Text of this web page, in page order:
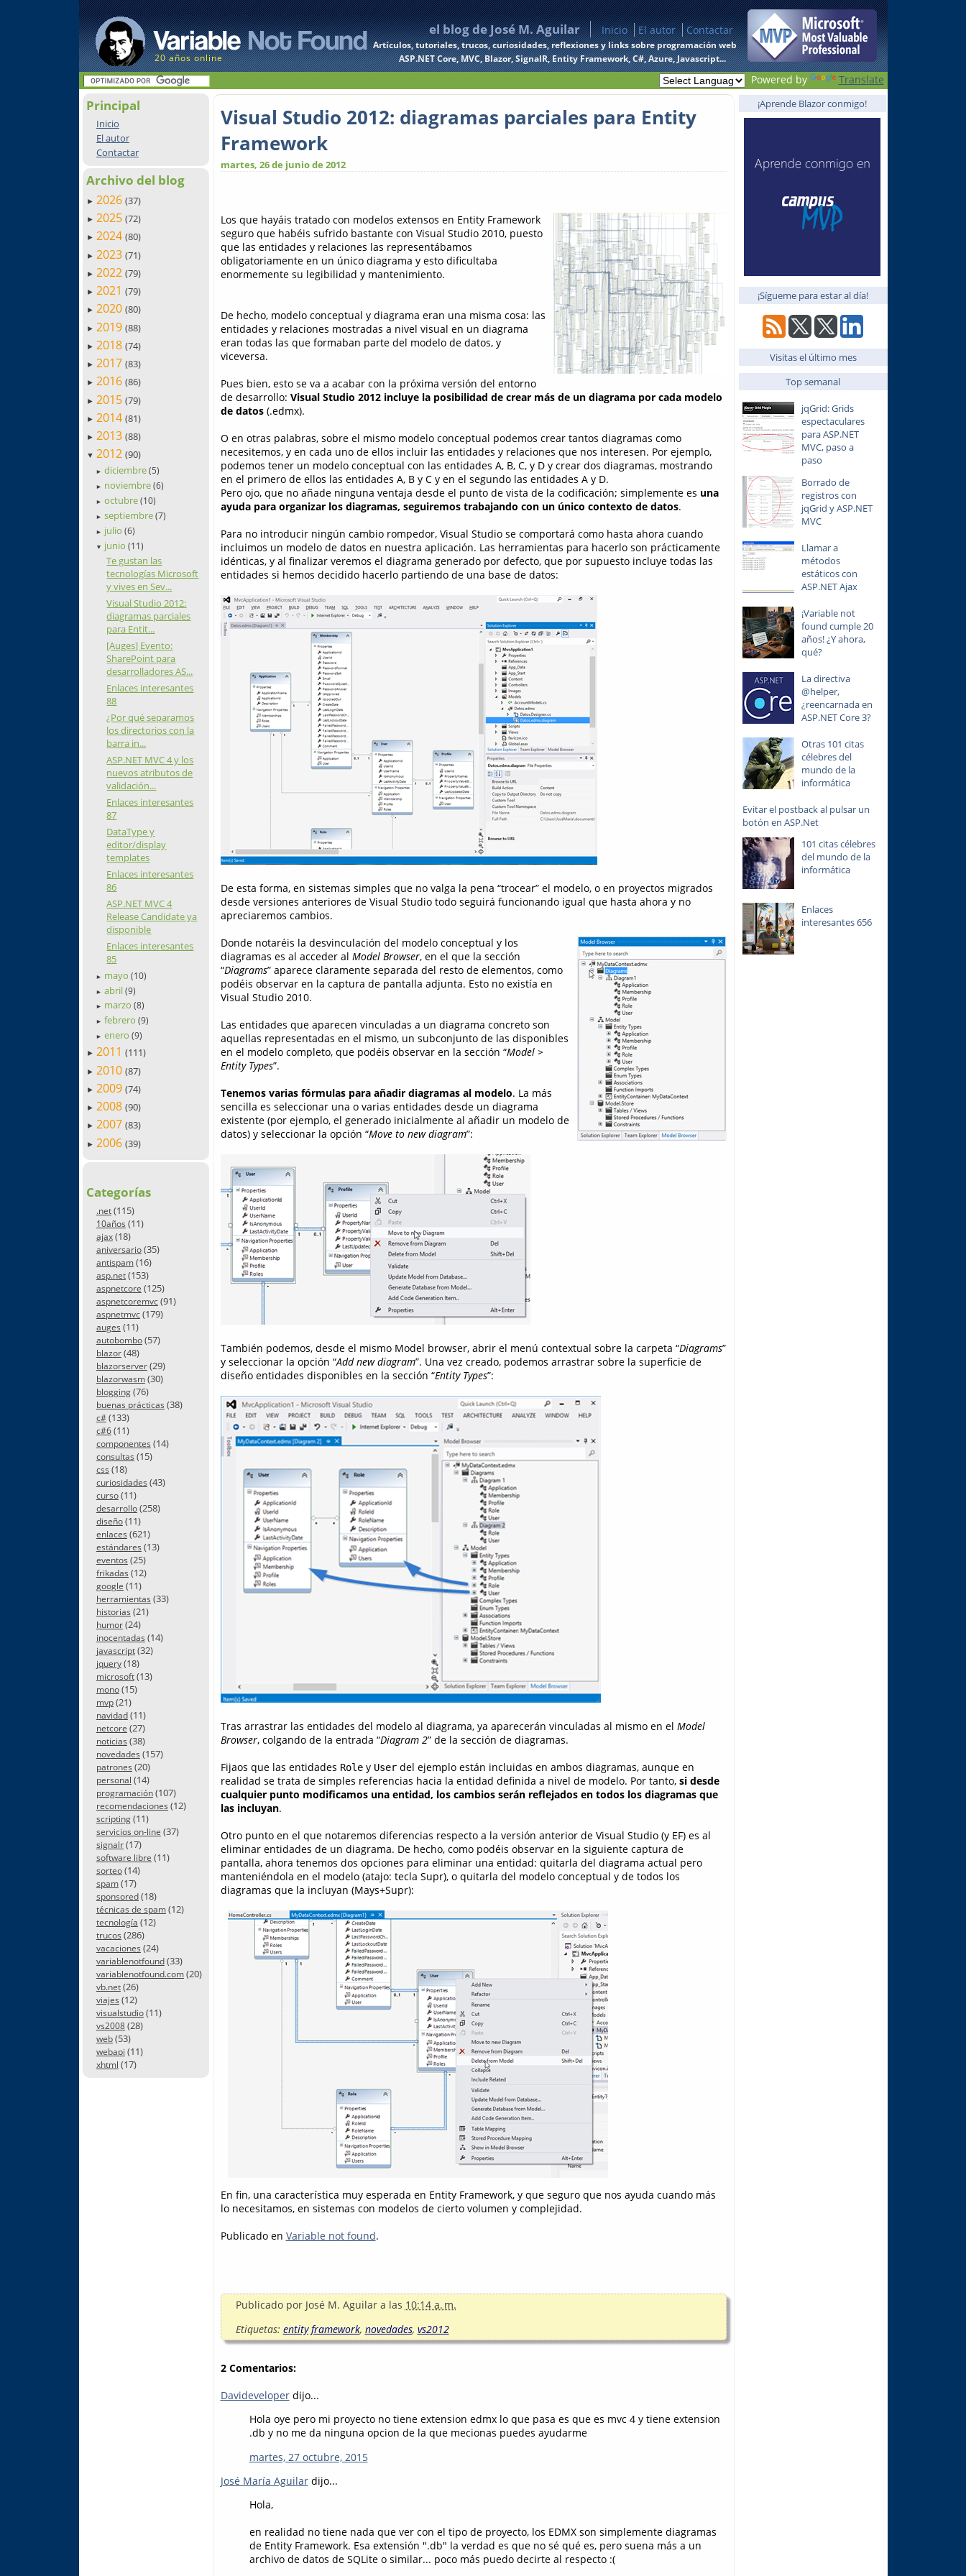
20 años online
el blog de José M. Aguilar Inicio El autor Contactar
Artículos, tutoriales, trucos, curiosidades, reflexiones y links sobre programación web
ASP.NET Core, MVC, Blazor, SignalR, Entity Framework, C#, Azure, Javascript...
Powered by Translate
Principal
Inicio
El autor
Contactar
Archivo del blog
► 2026 (37)
► 2025 (72)
► 2024 (80)
► 2023 (71)
► 2022 (79)
► 2021 (79)
► 2020 (80)
► 2019 (88)
► 2018 (74)
► 2017 (83)
► 2016 (86)
► 2015 (79)
► 2014 (81)
► 2013 (88)
▼ 2012 (90)
► diciembre(5)
► noviembre(6)
► octubre(10)
► septiembre(7)
► julio(6)
▼ junio(11)
Te gustan las
tecnologías Microsoft
y vives en Sev...
Visual Studio 2012:
diagramas parciales
para Entit...
[Auges] Evento:
SharePoint para
desarrolladores AS...
Enlaces interesantes
88
¿Por qué separamos
los directorios con la
barra in...
ASP.NET MVC 4 y los
nuevos atributos de
validación...
Enlaces interesantes
87
DataType y
editor/display
templates
Enlaces interesantes
86
ASP.NET MVC 4
Release Candidate ya
disponible
Enlaces interesantes
85
► mayo(10)
► abril(9)
► marzo(8)
► febrero(9)
► enero(9)
► 2011 (111)
► 2010 (87)
► 2009 (74)
► 2008 (90)
► 2007 (83)
► 2006 (39)
Categorías
.net(115)
10años (11)
ajax(18)
aniversario(35)
antispam(16)
asp.net(153)
aspnetcore (125)
aspnetcoremvc(91)
aspnetmvc(179)
auges (11)
autobombo(57)
blazor(48)
blazorserver(29)
blazorwasm(30)
blogging(76)
buenas prácticas (38)
c#(133)
c#6(11)
componentes (14)
consultas (15)
css (18)
curiosidades (43)
curso(11)
desarrollo(258)
diseño(11)
enlaces (621)
estándares (13)
eventos (25)
frikadas (12)
google (11)
herramientas (33)
historias (21)
humor(24)
inocentadas (14)
javascript(32)
jquery(18)
microsoft(13)
mono(15)
mvp(21)
navidad(11)
netcore (27)
noticias (38)
novedades (157)
patrones (20)
personal (14)
programación(107)
recomendaciones (12)
scripting(11)
servicios on-line (37)
signalr(17)
software libre (11)
sorteo(14)
spam(17)
sponsored(18)
técnicas de spam(12)
tecnología (12)
trucos (286)
vacaciones (24)
variablenotfound(33)
variablenotfound.com(20)
vb.net(26)
viajes (12)
visualstudio(11)
vs2008(28)
web(53)
webapi (11)
xhtml (17)
Visual Studio 2012: diagramas parciales para Entity
Framework
martes, 26 de junio de 2012
Los que hayáis tratado con modelos extensos en Entity Framework
seguro que habéis sufrido bastante con Visual Studio 2010, puesto
que las entidades y relaciones las representábamos
obligatoriamente en un único diagrama y esto dificultaba
enormemente su legibilidad y mantenimiento.
De hecho, modelo conceptual y diagrama eran una misma cosa: las
entidades y relaciones mostradas a nivel visual en un diagrama
eran todas las que formaban parte del modelo de datos, y
viceversa.
Pues bien, esto se va a acabar con la próxima versión del entorno
de desarrollo: Visual Studio 2012 incluye la posibilidad de crear más de un diagrama por cada modelo
de datos(.edmx).
O en otras palabras, sobre el mismo modelo conceptual podemos crear tantos diagramas como
necesitemos, y en cada uno de ellos incluir las entidades y relaciones que nos interesen. Por ejemplo,
podemos tener un modelo conceptual con las entidades A, B, C, y D y crear dos diagramas, mostrando
en el primero de ellos las entidades A, B y C y en el segundo las entidades A y D.
Pero ojo, que no añade ninguna ventaja desde el punto de vista de la codificación; simplemente es una
ayuda para organizar los diagramas, seguiremos trabajando con un único contexto de datos.
Para no introducir ningún cambio rompedor, Visual Studio se comportará como hasta ahora cuando
incluimos un modelo de datos en nuestra aplicación. Las herramientas para hacerlo son prácticamente
idénticas, y al finalizar veremos el diagrama generado por defecto, que por supuesto incluye todas las
entidades si hemos decidido hacerlo partiendo de una base de datos:
De esta forma, en sistemas simples que no valga la pena “trocear” el modelo, o en proyectos migrados
desde versiones anteriores de Visual Studio todo seguirá funcionando igual que hasta ahora y no
apreciaremos cambios.
Donde notaréis la desvinculación del modelo conceptual y los
diagramas es al acceder al Model Browser, en el que la sección
“Diagrams” aparece claramente separada del resto de elementos, como
podéis observar en la captura de pantalla adjunta. Esto no existía en
Visual Studio 2010.
Las entidades que aparecen vinculadas a un diagrama concreto son
aquellas representadas en el mismo, un subconjunto de las disponibles
en el modelo completo, que podéis observar en la sección “Model >
Entity Types”.
Tenemos varias fórmulas para añadir diagramas al modelo. La más
sencilla es seleccionar una o varias entidades desde un diagrama
existente (por ejemplo, el generado inicialmente al añadir un modelo de
datos) y seleccionar la opción “Move to new diagram”:
También podemos, desde el mismo Model browser, abrir el menú contextual sobre la carpeta “Diagrams”
y seleccionar la opción “Add new diagram”. Una vez creado, podemos arrastrar sobre la superficie de
diseño entidades disponibles en la sección “Entity Types”:
Tras arrastrar las entidades del modelo al diagrama, ya aparecerán vinculadas al mismo en el Model
Browser, colgando de la entrada “Diagram 2” de la sección de diagramas.
Fijaos que las entidades Roley Userdel ejemplo están incluidas en ambos diagramas, aunque en
realidad se trata de simples referencias hacia la entidad definida a nivel de modelo. Por tanto, si desde
cualquier punto modificamos una entidad, los cambios serán reflejados en todos los diagramas que
las incluyan.
Otro punto en el que notaremos diferencias respecto a la versión anterior de Visual Studio (y EF) es al
eliminar entidades de un diagrama. De hecho, como podéis observar en la siguiente captura de
pantalla, ahora tenemos dos opciones para eliminar una entidad: quitarla del diagrama actual pero
manteniéndola en el modelo (atajo: tecla Supr), o quitarla del modelo conceptual y de todos los
diagramas que la incluyan (Mays+Supr):
En fin, una característica muy esperada en Entity Framework, y que seguro que nos ayuda cuando más
lo necesitamos, en sistemas con modelos de cierto volumen y complejidad.
Publicado en Variable not found.
Publicado por José M. Aguilar a las 10:14 a. m.
Etiquetas: entity framework, novedades, vs2012
2 Comentarios:
Davideveloperdijo...
Hola oye pero mi proyecto no tiene extension edmx lo que pasa es que es mvc 4 y tiene extension
.db y no me da ninguna opcion de la que mecionas puedes ayudarme
martes, 27 octubre, 2015
José María Aguilardijo...
Hola,
en realidad no tiene nada que ver con el tipo de proyecto, los EDMX son simplemente diagramas
de Entity Framework. Esa extensión ".db" la verdad es que no sé qué es, pero suena más a un
archivo de datos de SQLite o similar... poco más puedo decirte al respecto :(
¡Aprende Blazor conmigo!
¡Sígueme para estar al día!
Visitas el último mes
Top semanal
jqGrid: Grids
espectaculares
para ASP.NET
MVC, paso a
paso
Borrado de
registros con
jqGrid y ASP.NET
MVC
Llamar a
métodos
estáticos con
ASP.NET Ajax
¡Variable not
found cumple 20
años! ¿Y ahora,
qué?
La directiva
@helper,
¿reencarnada en
ASP.NET Core 3?
Otras 101 citas
célebres del
mundo de la
informática
Evitar el postback al pulsar un
botón en ASP.Net
101 citas célebres
del mundo de la
informática
Enlaces
interesantes 656